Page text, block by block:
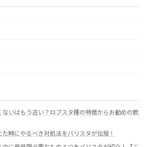
ないはもう古い？ロブスタ種の特徴からお勧めの飲
時にやるべき対処法をバリスタが伝授！